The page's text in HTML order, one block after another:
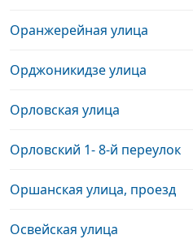
Оранжерейная улица
Орджоникидзе улица
Орловская улица
Орловский 1- 8-й переулок
Оршанская улица, проезд
Освейская улица